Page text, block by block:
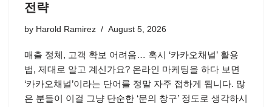
전략
by Harold Ramirez August 5, 2026
매출 정체, 고객 확보 어려움… 혹시 ‘카카오채널’ 활용
법, 제대로 알고 계신가요? 온라인 마케팅을 하다 보면
‘카카오채널’이라는 단어를 정말 자주 접하게 됩니다. 많
은 분들이 이걸 그냥 단순한 ‘문의 창구’ 정도로 생각하시